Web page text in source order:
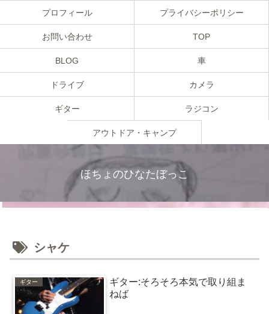
ほちょのひなたぼっこ
プロフィール プライバシーポリシー
お問い合わせ TOP
BLOG 車
ドライブ カメラ
ギター ラジコン
アウトドア・キャンプ
シャケ
ギター
ギター:そろそろ本気で取り組ま
ねば